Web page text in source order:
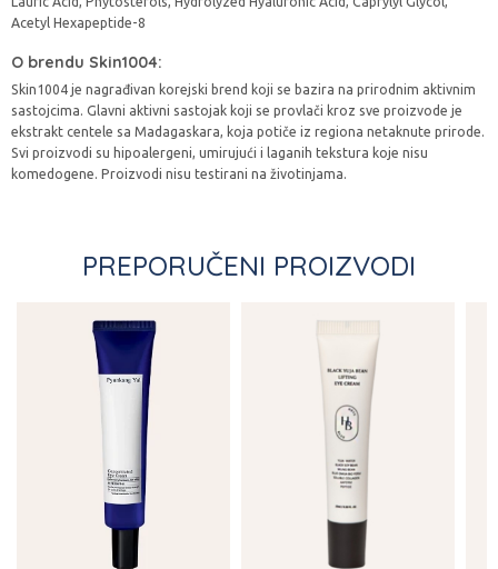
Acetyl Hexapeptide-8
O brendu Skin1004:
Skin1004 je nagrađivan korejski brend koji se bazira na prirodnim aktivnim
sastojcima. Glavni aktivni sastojak koji se provlači kroz sve proizvode je
ekstrakt centele sa Madagaskara, koja potiče iz regiona netaknute prirode.
Svi proizvodi su hipoalergeni, umirujući i laganih tekstura koje nisu
komedogene. Proizvodi nisu testirani na životinjama.
PREPORUČENI PROIZVODI